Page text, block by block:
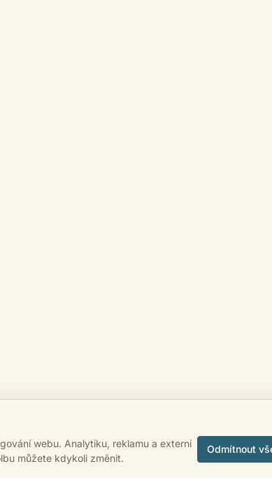
webu. Analytiku, reklamu a externí
můžete kdykoli změnit.
Odmítnout